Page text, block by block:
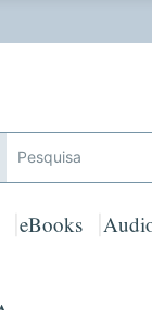
eBooks